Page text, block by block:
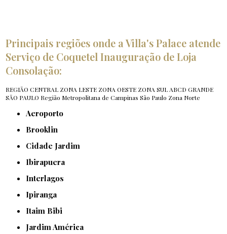
Principais regiões onde a Villa's Palace atende
Serviço de Coquetel Inauguração de Loja
Consolação:
REGIÃO CENTRAL ZONA LESTE ZONA OESTE ZONA SUL ABCD GRANDE
SÃO PAULO Região Metropolitana de Campinas São Paulo Zona Norte
Aeroporto
Brooklin
Cidade Jardim
Ibirapuera
Interlagos
Ipiranga
Itaim Bibi
Jardim América